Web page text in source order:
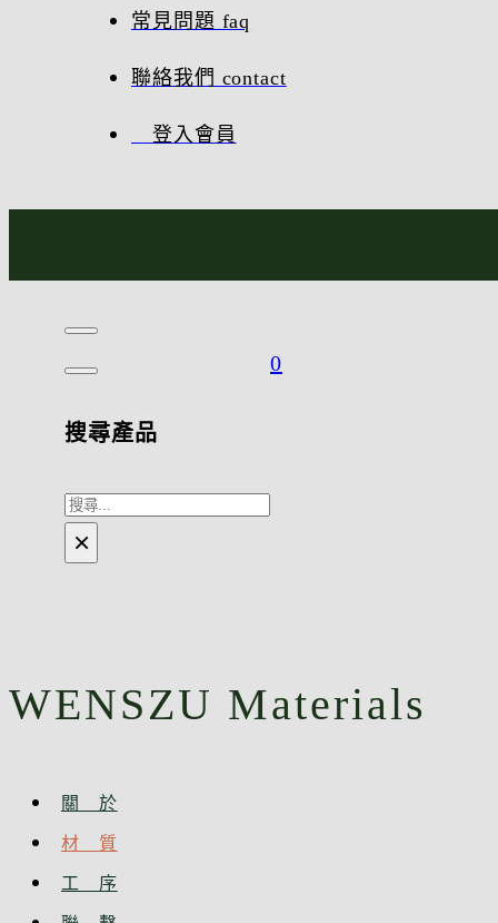
常見問題 faq
聯絡我們 contact
登入會員
搜尋產品
搜
尋
×
0
WENSZU Materials​
關 於
材 質
工 序